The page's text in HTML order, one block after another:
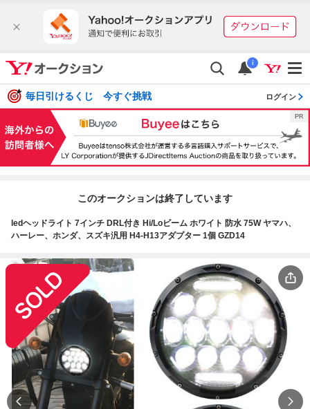
i
毎日引けるくじ 今すぐ挑戦 ログイン
このオークションは終了しています
ledヘッドライト 7インチ DRL付き Hi/Loビーム ホワイト 防水 75W ヤマハ、
ハーレー、ホンダ、スズキ汎用 H4-H13アダプター 1個 GZD14